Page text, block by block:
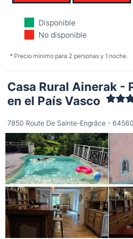
Martes
11/08
no disponible no disponible
Viernes
14/08
no disponible
Disponible
No disponible
* Precio mínimo para 2 personas y 1 noche.
Casa Rural Ainerak -
en el País Vasco
7850 Route De Sainte-Engrâce - 64560